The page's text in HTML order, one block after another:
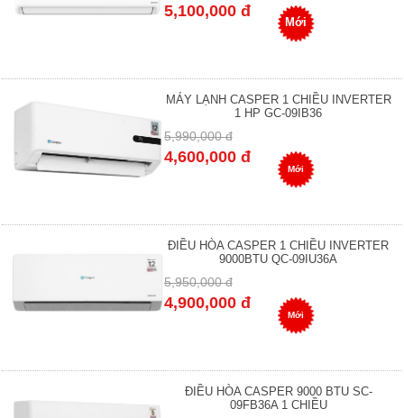
5,100,000 đ
Mới
MÁY LẠNH CASPER 1 CHIỀU INVERTER
1 HP GC-09IB36
5,990,000 đ
4,600,000 đ
Mới
ĐIỀU HÒA CASPER 1 CHIỀU INVERTER
9000BTU QC-09IU36A
5,950,000 đ
4,900,000 đ
Mới
ĐIỀU HÒA CASPER 9000 BTU SC-
09FB36A 1 CHIỀU